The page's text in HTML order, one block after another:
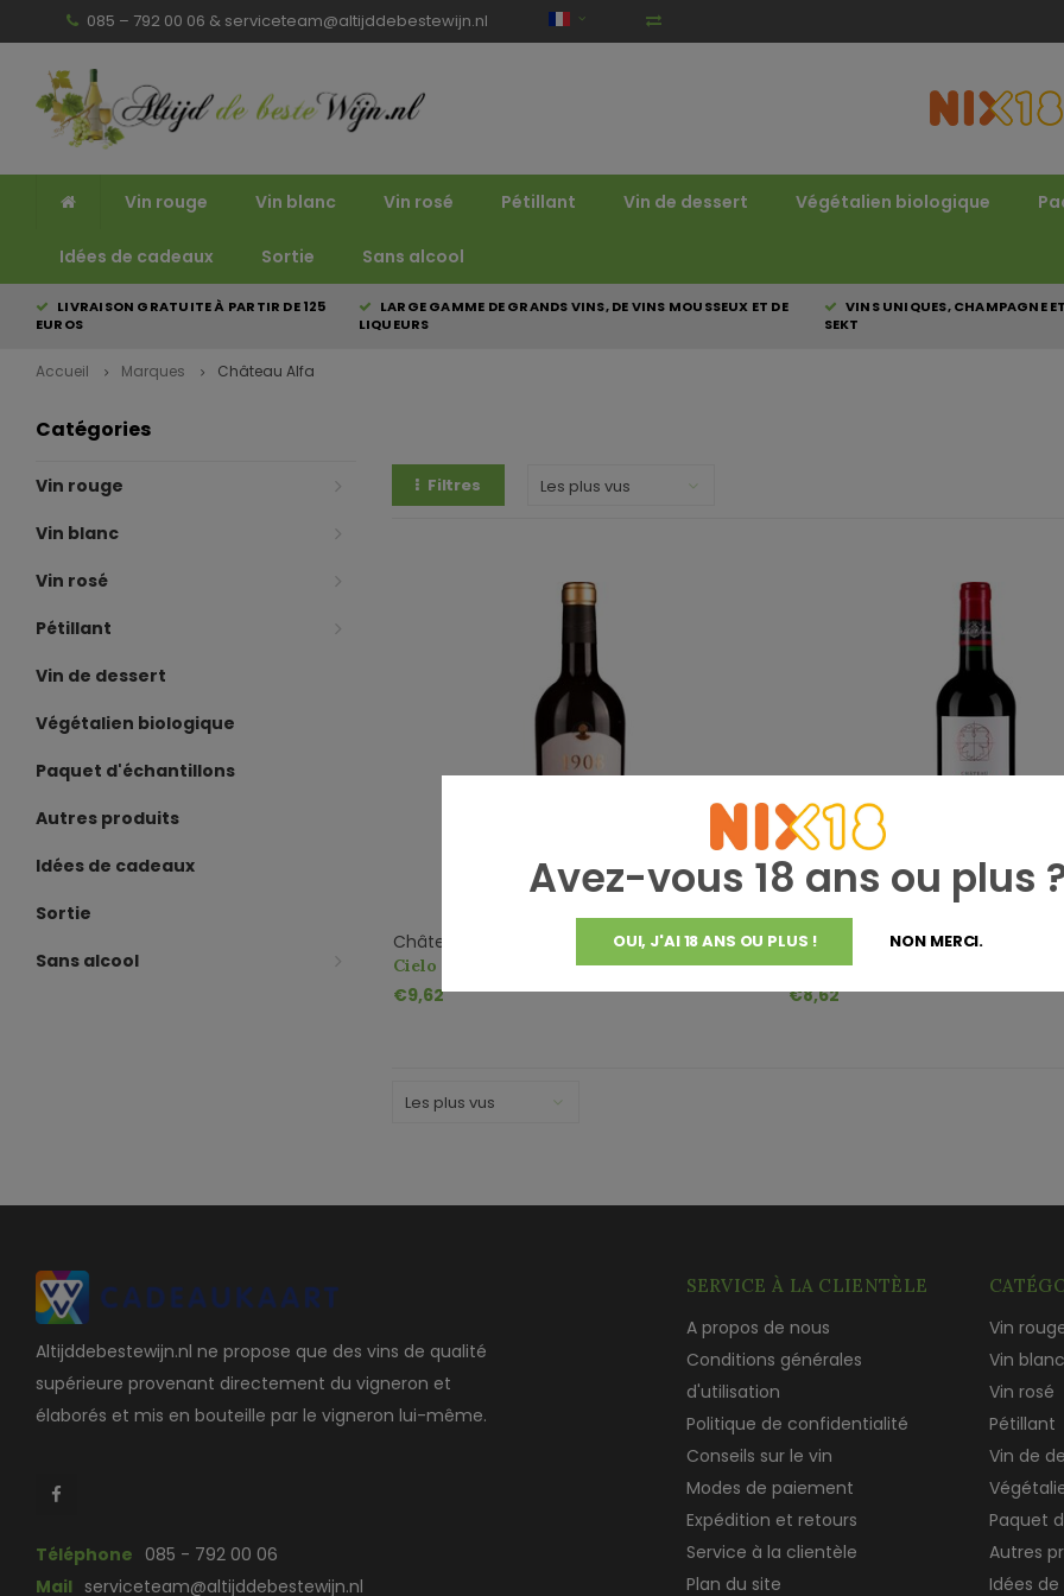
085 – 792 00 06 & serviceteam@altijddebestewijn.nl
Vin rouge Vin blanc Vin rosé Pétillant Vin de dessert Végétalien biologique
Idées de cadeaux Sortie Sans alcool
LIVRAISON GRATUITE À PARTIR DE 125
EUROS
LARGE GAMME DE GRANDS VINS, DE VINS MOUSSEUX ET DE
LIQUEURS
VINS UNIQUES, CHAMPAGNE ET
SEKT
Avez-vous 18 ans ou plus
OUI, J'AI 18 ANS OU PLUS ! NON MERCI.
Accueil Marques Château Alfa
Catégories
Vin rouge
Vin blanc
Vin rosé
Pétillant
Vin de dessert
Végétalien biologique
Paquet d'échantillons
Autres produits
Idées de cadeaux
Sortie
Sans alcool
Filtres Les plus vus
Château Alfa
Cielo e Terra 1908 Bianco di Gio
€9,62
Château Alfa
Chateau Alfa La Bernarde Cotes
AOC 2022
€8,62
Les plus vus
Altijddebestewijn.nl ne propose que des vins de qualité
supérieure provenant directement du vigneron et
élaborés et mis en bouteille par le vigneron lui-même.
Téléphone 085 - 792 00 06
Mail serviceteam@altijddebestewijn.nl
SERVICE À LA CLIENTÈLE
A propos de nous
Conditions générales
d'utilisation
Politique de confidentialité
Conseils sur le vin
Modes de paiement
Expédition et retours
Service à la clientèle
Plan du site
Vin
Vin blanc
Vin rosé
Pétillant
Vin de
Paquet
Autres
Idées